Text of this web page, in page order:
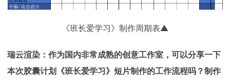
《班长爱学习》制作周期表▲
瑞云渲染：作为国内非常成熟的创意工作室，可以分享一下
本次胶囊计划《班长爱学习》短片制作的工作流程吗？制作